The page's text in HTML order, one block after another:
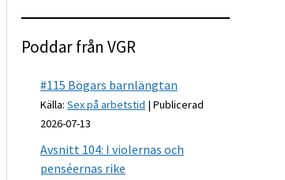
Poddar från VGR
#115 Bögars barnlängtan
Källa:Sex på arbetstid
Publicerad
2026-07-13
Avsnitt 104: I violernas och
penséernas rike